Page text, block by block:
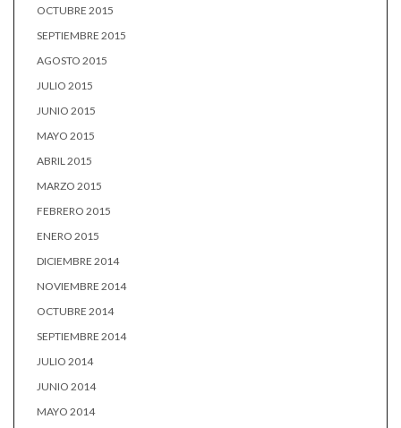
OCTUBRE 2015
SEPTIEMBRE 2015
AGOSTO 2015
JULIO 2015
JUNIO 2015
MAYO 2015
ABRIL 2015
MARZO 2015
FEBRERO 2015
ENERO 2015
DICIEMBRE 2014
NOVIEMBRE 2014
OCTUBRE 2014
SEPTIEMBRE 2014
JULIO 2014
JUNIO 2014
MAYO 2014